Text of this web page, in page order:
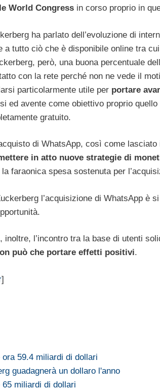
World Congress in corso proprio in
ha parlato dell’evoluzione di
a tutto ciò che è disponibile online tra
però, una buona percentuale
con la rete perché non ne vede il
particolarmente utile per portare
ed avente come obiettivo proprio
gratuito.
di WhatsApp, così come
in atto nuove strategie di
faraonica spesa sostenuta per
l’acquisizione di WhatsApp è
inoltre, l’incontro tra la base di utenti
può che portare effetti positivi.
]
ora 59.4 miliardi di dollari
guadagnerà un dollaro l'anno
miliardi di dollari